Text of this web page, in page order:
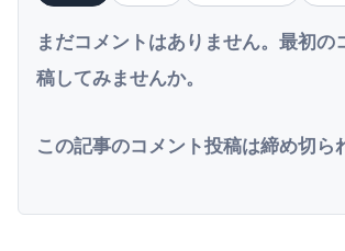
まだコメントはありません。最初の
稿してみませんか。
この記事のコメント投稿は締め切ら